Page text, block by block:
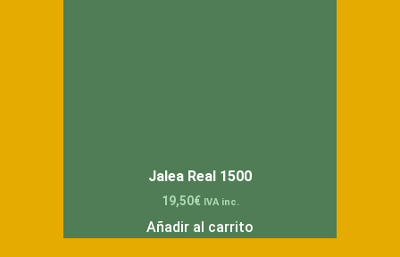
Jalea Real 1500
19,50€ IVA inc.
Añadir al carrito